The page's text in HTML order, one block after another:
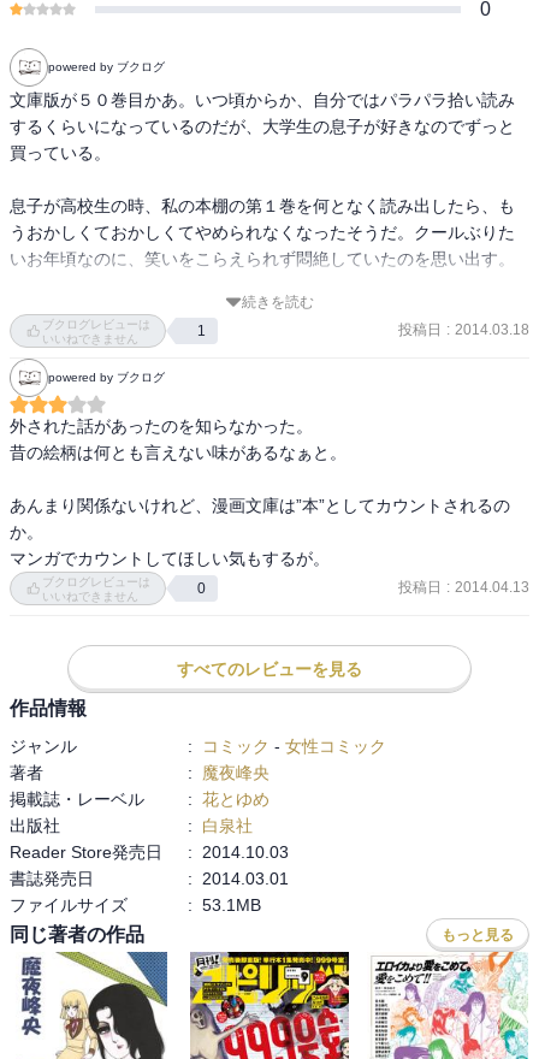
0
powered by ブクログ
文庫版が５０巻目かあ。いつ頃からか、自分ではパラパラ拾い読み
するくらいになっているのだが、大学生の息子が好きなのでずっと
買っている。
息子が高校生の時、私の本棚の第１巻を何となく読み出したら、も
うおかしくておかしくてやめられなくなったそうだ。クールぶりた
いお年頃なのに、笑いをこらえられず悶絶していたのを思い出す。
それって私が大学生の時連載が始まったんだよ、「花とゆめ」には
「ガラスの仮面」も載っててね、などとついつい昔話をしてしま
う。もちろん息子はそんなもん聞いちゃいないんだけど、それでも
なんか嬉しかったりして。
全パタリロ作品の中でどれが名作か？というのを考えるのもファン
れも確かにいいけれど、私が一番好きなのは「果てなき旅路」。二
万八千年の旅をするパタリロが泣かせる。
続きを読む
ブクログレビューは
いいねできません
1 投稿日 : 2014.03.18
powered by ブクログ
外された話があったのを知らなかった。
昔の絵柄は何とも言えない味があるなぁと。
あんまり関係ないけれど、漫画文庫は”本”としてカウントされるの
か。
マンガでカウントしてほしい気もするが。
ブクログレビューは
いいねできません
0 投稿日 : 2014.04.13
すべてのレビューを見る
作品情報
ジャンル : コミック - 女性コミック
著者
:
魔夜峰央
掲載誌・レーベル
: 花とゆめ
出版社
:
白泉社
Reader Store発売日
:
2014.10.03
書誌発売日
:
2014.03.01
ファイルサイズ
: 53.1MB
同じ著者の作品 もっと見る